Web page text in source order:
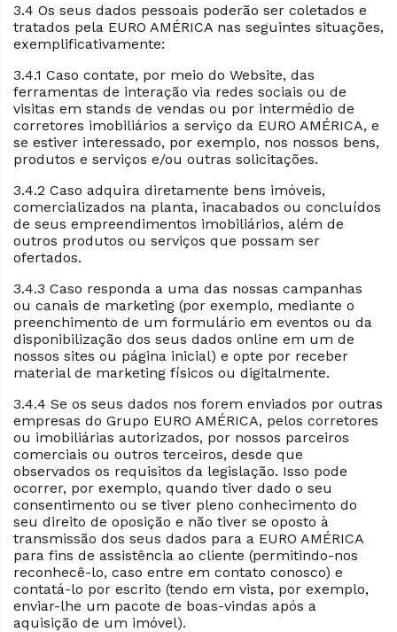
3.4 Os seus dados pessoais poderão ser coletados e
tratados pela EURO AMÉRICA nas seguintes situações,
exemplificativamente:
3.4.1 Caso contate, por meio do Website, das
ferramentas de interação via redes sociais ou de
visitas em stands de vendas ou por intermédio de
corretores imobiliários a serviço da EURO AMÉRICA, e
se estiver interessado, por exemplo, nos nossos bens,
produtos e serviços e/ou outras solicitações.
3.4.2 Caso adquira diretamente bens imóveis,
comercializados na planta, inacabados ou concluídos
de seus empreendimentos imobiliários, além de
outros produtos ou serviços que possam ser
ofertados.
3.4.3 Caso responda a uma das nossas campanhas
ou canais de marketing (por exemplo, mediante o
preenchimento de um formulário em eventos ou da
disponibilização dos seus dados online em um de
nossos sites ou página inicial) e opte por receber
material de marketing físicos ou digitalmente.
3.4.4 Se os seus dados nos forem enviados por outras
empresas do Grupo EURO AMÉRICA, pelos corretores
ou imobiliárias autorizados, por nossos parceiros
comerciais ou outros terceiros, desde que
observados os requisitos da legislação. Isso pode
ocorrer, por exemplo, quando tiver dado o seu
consentimento ou se tiver pleno conhecimento do
seu direito de oposição e não tiver se oposto à
transmissão dos seus dados para a EURO AMÉRICA
para fins de assistência ao cliente (permitindo-nos
reconhecê-lo, caso entre em contato conosco) e
contatá-lo por escrito (tendo em vista, por exemplo,
enviar-lhe um pacote de boas-vindas após a
aquisição de um imóvel).